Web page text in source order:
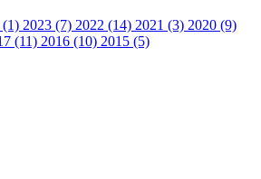
(1) 2023 (7) 2022 (14) 2021 (3) 2020 (9)
(11) 2016 (10) 2015 (5)